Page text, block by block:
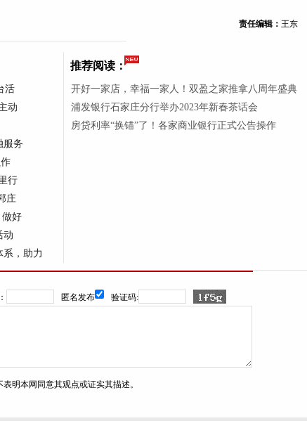
责任编辑： 王东
活
动
服务
行
庄
做好
动
系，助力
推荐阅读：
开好一家店，幸福一家人！双盈之家推拿八周年盛典
浦发银行石家庄分行举办2023年新春茶话会
房贷利率“换锚”了！各家商业银行正式公告操作
匿名发布 验证码:
明本网同意其观点或证实其描述。